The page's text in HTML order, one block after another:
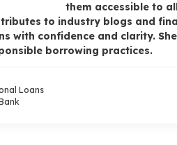
them accessible to
to industry blogs and
with confidence and clarity.
borrowing practices.
Loans